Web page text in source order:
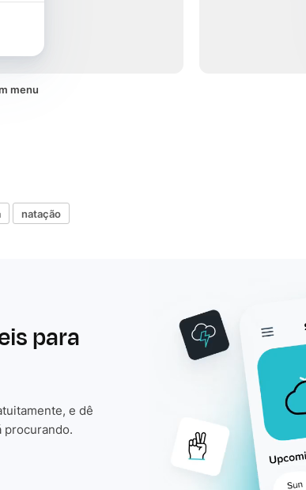
menu
natação
para
e dê
procurando.